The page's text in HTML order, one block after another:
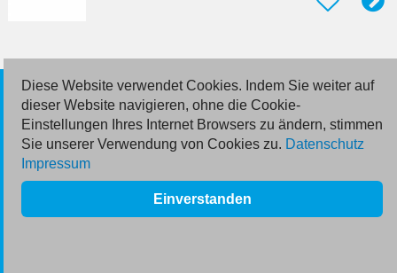
© 2026 Deutsche Jobmarkt GmbH
Inserieren
Kontakt
AGB
Diese Website verwendet Cookies. Indem Sie weiter auf
dieser Website navigieren, ohne die Cookie-
Einstellungen Ihres Internet Browsers zu ändern, stimmen
Sie unserer Verwendung von Cookies zu. Datenschutz
Impressum
Einverstanden